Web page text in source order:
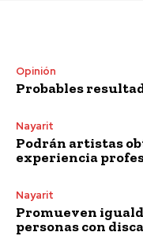
Opinión
Probables
Nayarit
Podrán artistas
experiencia
Nayarit
Promueven
personas con